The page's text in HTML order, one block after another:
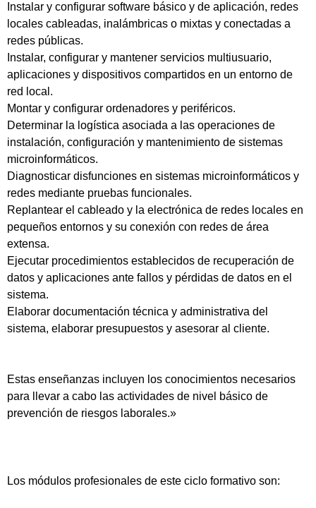
Instalar y configurar software básico y de aplicación, redes
locales cableadas, inalámbricas o mixtas y conectadas a
redes públicas.
Instalar, configurar y mantener servicios multiusuario,
aplicaciones y dispositivos compartidos en un entorno de
red local.
Montar y configurar ordenadores y periféricos.
Determinar la logística asociada a las operaciones de
instalación, configuración y mantenimiento de sistemas
microinformáticos.
Diagnosticar disfunciones en sistemas microinformáticos y
redes mediante pruebas funcionales.
Replantear el cableado y la electrónica de redes locales en
pequeños entornos y su conexión con redes de área
extensa.
Ejecutar procedimientos establecidos de recuperación de
datos y aplicaciones ante fallos y pérdidas de datos en el
sistema.
Elaborar documentación técnica y administrativa del
sistema, elaborar presupuestos y asesorar al cliente.
Estas enseñanzas incluyen los conocimientos necesarios
para llevar a cabo las actividades de nivel básico de
prevención de riesgos laborales.»
Los módulos profesionales de este ciclo formativo son: